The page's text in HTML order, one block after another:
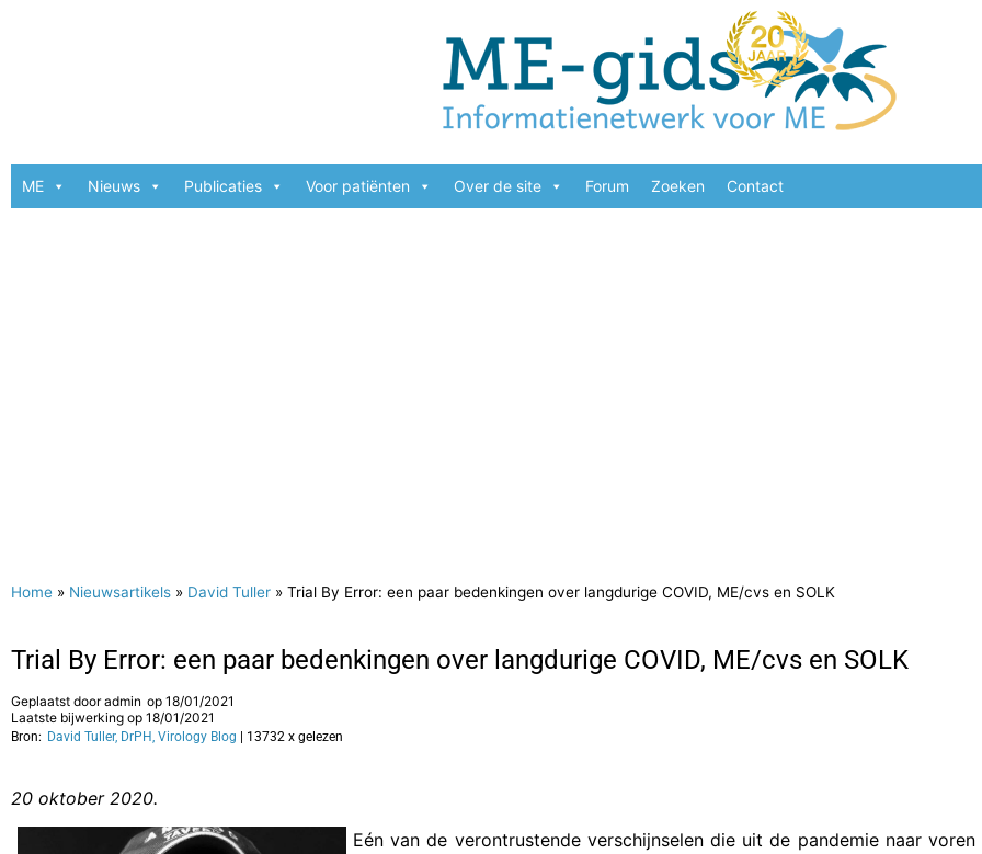
ME Nieuws Publicaties Voor patiënten Over de site Forum Zoeken Contact
Home » Nieuwsartikels » David Tuller » Trial By Error: een paar bedenkingen over langdurige COVID, ME/cvs en SOLK
Trial By Error: een paar bedenkingen over langdurige COVID, ME/cvs en SOLK
Geplaatst dooradmin op 18/01/2021
Laatste bijwerking op 18/01/2021
Bron: David Tuller, DrPH, Virology Blog | 13732 x gelezen
20 oktober 2020.
Eén van de verontrustende verschijnselen die uit de pandemie naar voren